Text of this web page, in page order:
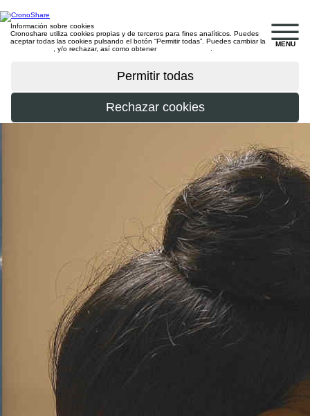
MENU
Información sobre cookies
Cronoshare utiliza cookies propias y de terceros para fines analíticos. Puedes
aceptar todas las cookies pulsando el botón “Permitir todas”. Puedes cambiar la
, y/o rechazar, así como obtener